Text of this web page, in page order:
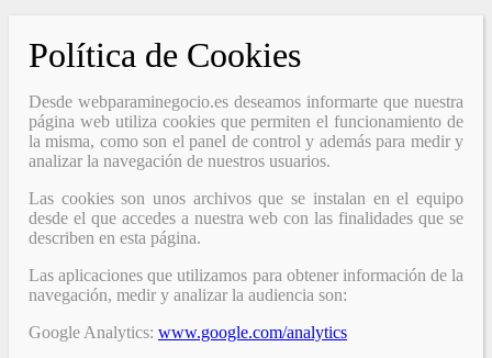
Política de Cookies
Desde webparaminegocio.es deseamos informarte que nuestra
página web utiliza cookies que permiten el funcionamiento de
la misma, como son el panel de control y además para medir y
analizar la navegación de nuestros usuarios.
Las cookies son unos archivos que se instalan en el equipo
desde el que accedes a nuestra web con las finalidades que se
describen en esta página.
Las aplicaciones que utilizamos para obtener información de la
navegación, medir y analizar la audiencia son:
Google Analytics: www.google.com/analytics